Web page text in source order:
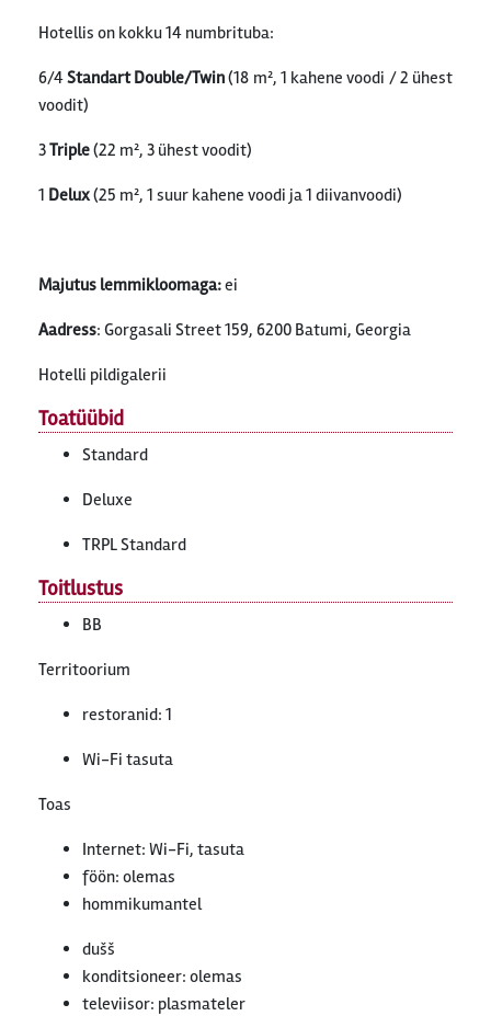
Hotellis on kokku 14 numbrituba:
6/4Standart Double/Twin(18 m², 1 kahene voodi / 2 ühest
voodit)
3Triple(22 m², 3 ühest voodit)
1 Delux(25 m², 1 suur kahene voodi ja 1 diivanvoodi)
Majutus lemmikloomaga:ei
Aadress: Gorgasali Street 159, 6200 Batumi, Georgia
Hotelli pildigalerii
Toatüübid
Standard
Deluxe
TRPL Standard
Toitlustus
BB
Territoorium
restoranid: 1
Wi-Fi tasuta
Toas
Internet: Wi-Fi, tasuta
föön: olemas
hommikumantel
dušš
konditsioneer: olemas
televiisor: plasmateler